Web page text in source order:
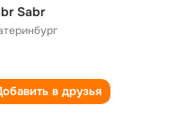
Sabr
в друзья